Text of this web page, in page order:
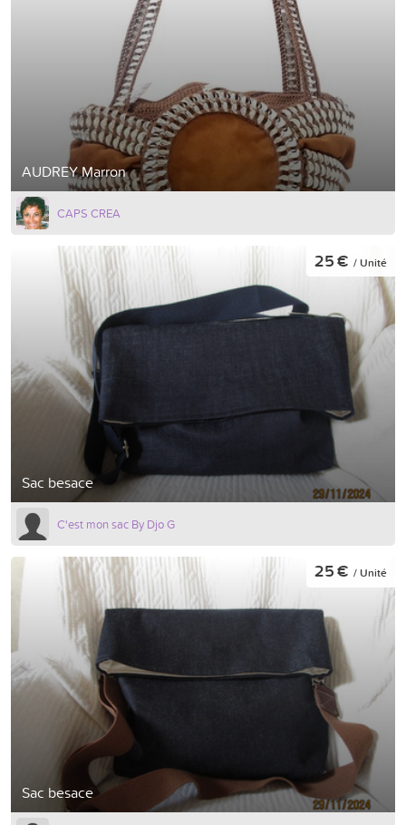
AUDREY Marron
CAPS CREA
Sac besace
25 € / Unité
C'est mon sac By Djo G
Sac besace
25 € / Unité